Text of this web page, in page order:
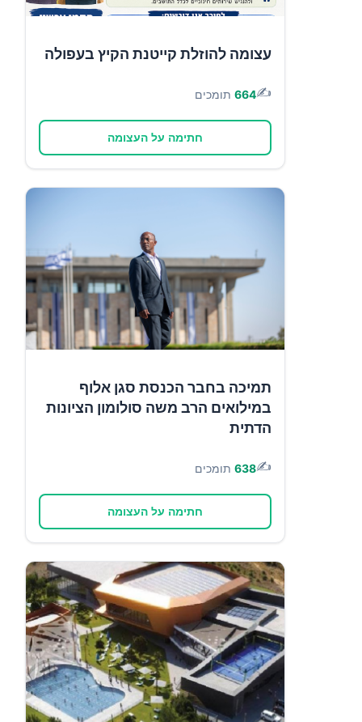
עצומה להוזלת קייטנת הקיץ בעפולה
✍️
664 תומכים
חתימה על העצומה
תמיכה בחבר הכנסת סגן אלוף
במילואים הרב משה סולומון הציונות
הדתית
✍️
638 תומכים
חתימה על העצומה